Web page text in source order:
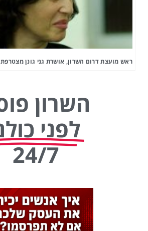
ראש מועצת דרום השרון, אושרת גני גונן מצטרפת
השרון
לפני
24/7